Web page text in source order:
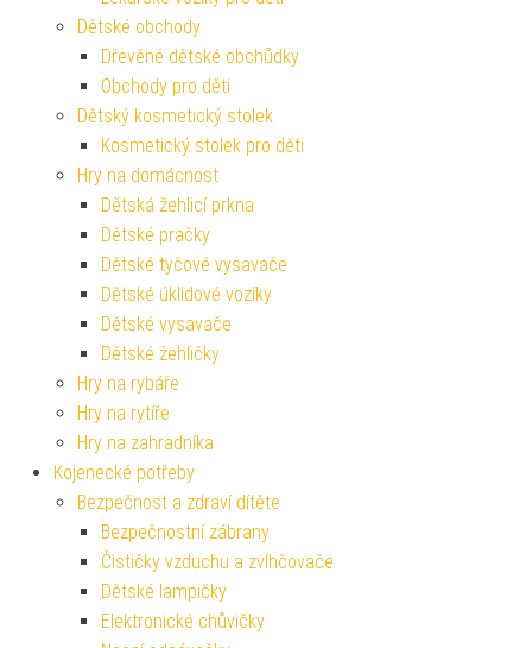
Dětské obchody
Dřevěné dětské obchůdky
Obchody pro děti
Dětský kosmetický stolek
Kosmetický stolek pro děti
Hry na domácnost
Dětská žehlicí prkna
Dětské pračky
Dětské tyčové vysavače
Dětské úklidové vozíky
Dětské vysavače
Dětské žehličky
Hry na rybáře
Hry na rytíře
Hry na zahradníka
Kojenecké potřeby
Bezpečnost a zdraví dítěte
Bezpečnostní zábrany
Čističky vzduchu a zvlhčovače
Dětské lampičky
Elektronické chůvičky